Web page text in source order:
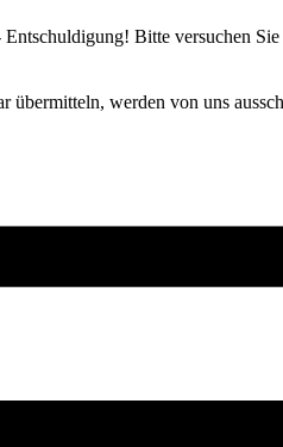
Bitte versuchen
übermitteln, werden von uns